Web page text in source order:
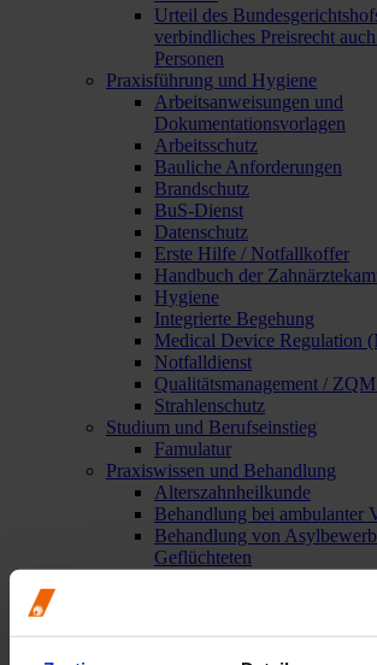
Urteil des
verbindliches Preisrecht
Personen
Praxisführung und Hygiene
Arbeitsanweisungen und
Dokumentationsvorlagen
Arbeitsschutz
Bauliche Anforderungen
Brandschutz
BuS-Dienst
Datenschutz
Erste Hilfe / Notfallkoffer
Handbuch der
Hygiene
Integrierte Begehung
Medical Device Regulation
Notfalldienst
Qualitätsmanagement /
Strahlenschutz
Studium und Berufseinstieg
Famulatur
Praxiswissen und Behandlung
Alterszahnheilkunde
Behandlung bei ambulanter
Behandlung von
Geflüchteten
Behandlung von Patienten
Betäubungsmittel